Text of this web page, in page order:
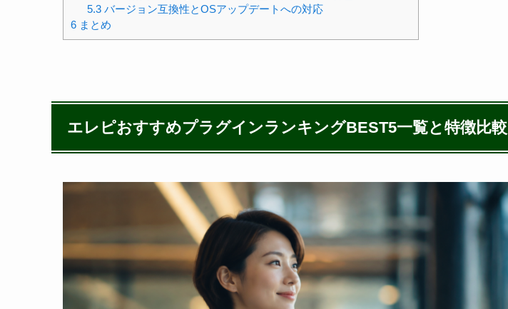
5.3バージョン互換性とOSアップデートへの対応
6 まとめ
エレピおすすめプラグインランキングBEST5一覧と特徴比較